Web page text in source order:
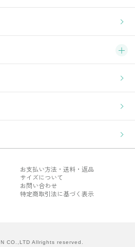
ア
お支払い方法・送料・返品
サイズについて
お問い合わせ
特定商取引法に基づく表示
CO.,LTD Allrights reserved.